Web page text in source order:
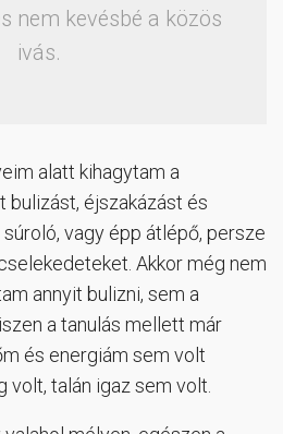
nem kevésbé a közös
ivás.
alatt kihagytam a
bulizást, éjszakázást és
vagy épp átlépő, persze
Akkor még nem
annyit bulizni, sem a
a tanulás mellett már
és energiám sem volt
volt, talán igaz sem volt.